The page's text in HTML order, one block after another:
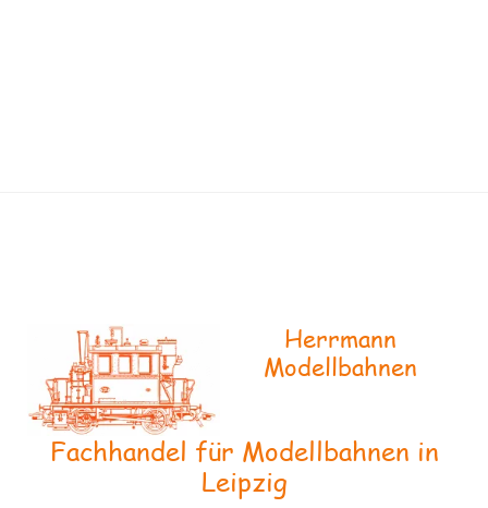
Herrmann
Modellbahnen
Fachhandel für Modellbahnen in
Leipzig